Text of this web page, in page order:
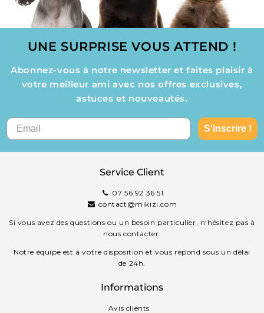
UNE SURPRISE VOUS ATTEND !
Abonnez-vous à notre newsletter et faites plaisir à
votre meilleur ami avec nos offres exclusives,
astuces et nouveautés.
S'inscrire !
Service Client
07 56 92 36 51
contact@mikizi.com
Si vous avez des questions ou un besoin particulier, n'hésitez pas à
nous contacter.
Notre équipe est à votre disposition et vous répond sous un délai
de 24h.
Informations
Avis clients